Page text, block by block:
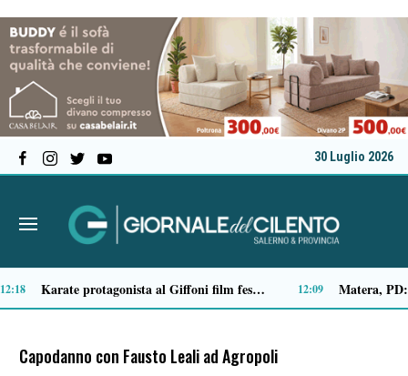
30 Luglio 2026
10:33 10:12
Capodanno con Fausto Leali ad Agropoli